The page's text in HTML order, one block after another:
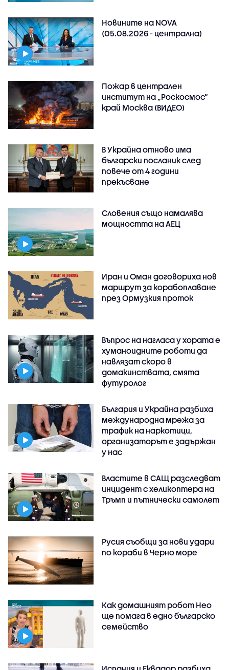
Новините на NOVA
(05.08.2026 - централна)
Пожар в централен
институт на „Роскосмос“
край Москва (ВИДЕО)
В Украйна отново има
български посланик след
повече от 4 години
прекъсване
Словения също намалява
мощността на АЕЦ
Иран и Оман договориха нов
маршрут за корабоплаване
през Ормузкия проток
Въпрос на нагласа у хората е
хуманоидните роботи да
навлязат скоро в
домакинствата, смята
футуролог
България и Украйна разбиха
международна мрежа за
трафик на наркотици,
организаторът е задържан
у нас
Властите в САЩ разследват
инцидент с хеликоптера на
Тръмп и пътнически самолет
Русия съобщи за нови удари
по кораби в Черно море
Как домашният робот Нео
ще помага в едно българско
семейство